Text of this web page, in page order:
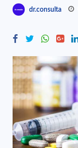
dr.consulta